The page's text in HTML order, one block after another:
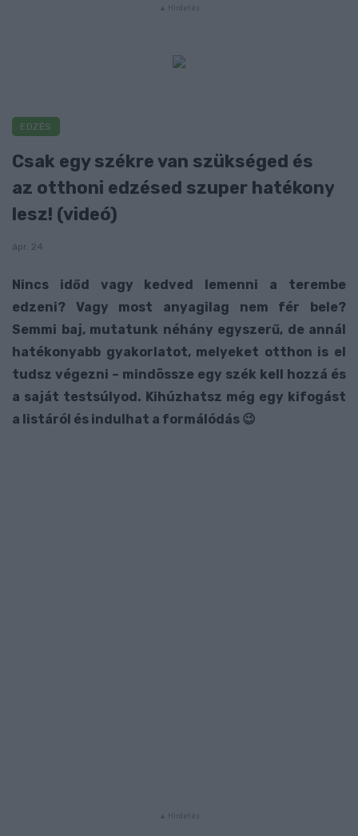
EDZÉS
Csak egy székre van szükséged és
az otthoni edzésed szuper hatékony
lesz! (videó)
ápr. 24
Nincs időd vagy kedved lemenni a terembe
edzeni? Vagy most anyagilag nem fér bele?
Semmi baj, mutatunk néhány egyszerű, de annál
hatékonyabb gyakorlatot, melyeket otthon is el
tudsz végezni – mindössze egy szék kell hozzá és
a saját testsúlyod. Kihúzhatsz még egy kifogást
a listáról és indulhat a formálódás 😉